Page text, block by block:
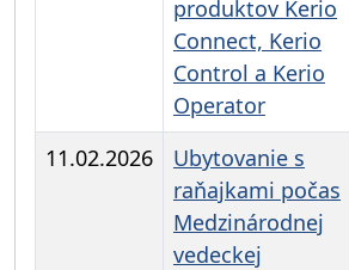
produktov Kerio
Connect, Kerio
Control a Kerio
Operator
11.02.2026
Ubytovanie s
raňajkami počas
Medzinárodnej
vedeckej